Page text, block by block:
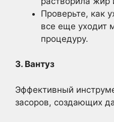
Проверьте, как
все еще уходит
процедуру.
3. Вантуз
Эффективный
засоров, создающих